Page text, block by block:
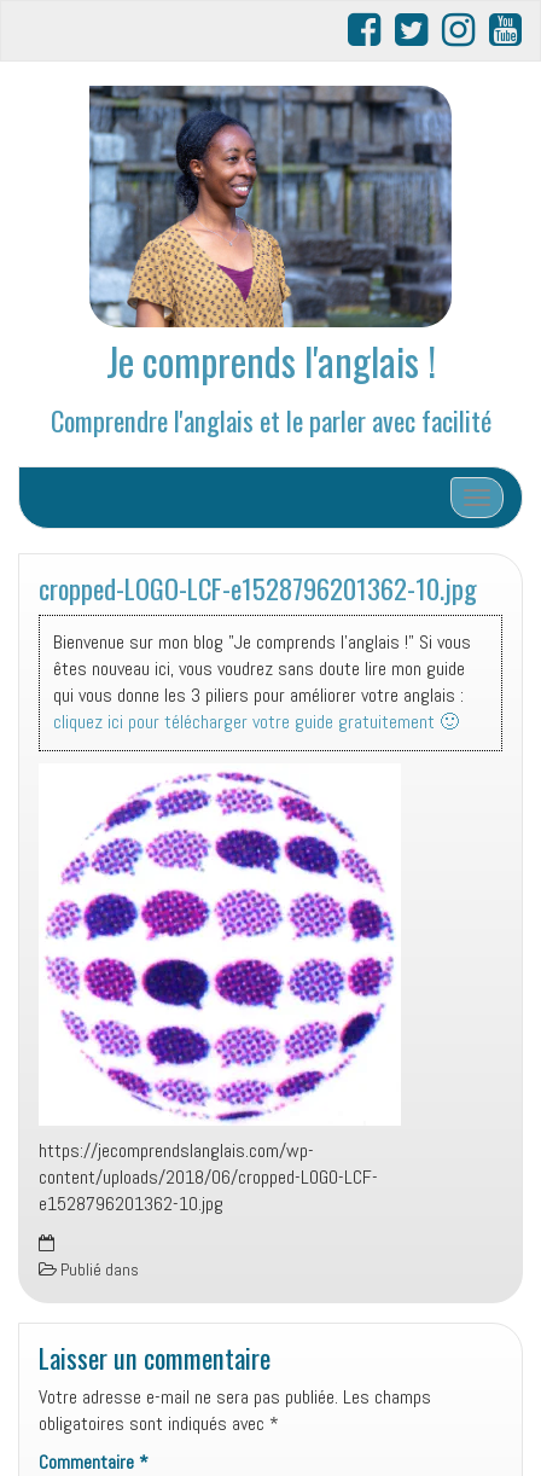
Je comprends l'anglais !
Comprendre l'anglais et le parler avec facilité
Afficher/
cropped-LOGO-LCF-e1528796201362-10.jpg
Bienvenue sur mon blog "Je comprends l'anglais !" Si vous
êtes nouveau ici, vous voudrez sans doute lire mon guide
qui vous donne les 3 piliers pour améliorer votre anglais :
cliquez ici pour télécharger votre guide gratuitement 🙂
https://jecomprendslanglais.com/wp-
content/uploads/2018/06/cropped-LOGO-LCF-
e1528796201362-10.jpg
Publié dans
Laisser un commentaire
Votre adresse e-mail ne sera pas publiée. Les champs
obligatoires sont indiqués avec *
Commentaire*